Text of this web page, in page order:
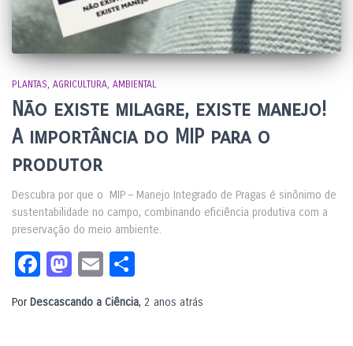
PLANTAS AGRICULTURA AMBIENTAL
Não existe milagre, existe manejo!
A importância do MIP para o
produtor
Descubra por que o MIP – Manejo Integrado de Pragas é sinônimo de
sustentabilidade no campo, combinando eficiência produtiva com a
preservação do meio ambiente.
Facebook
Mastodon
Email
Por Descascando a Ciência, 2 anos atrás